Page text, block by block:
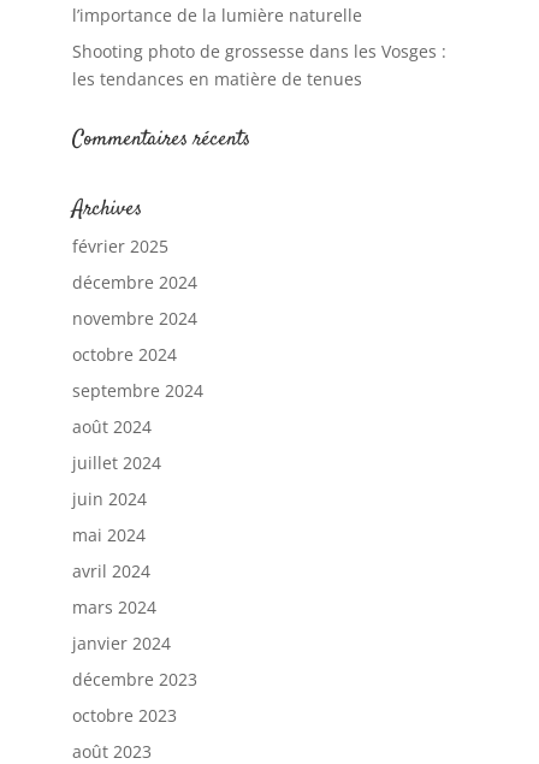
l’importance de la lumière naturelle
Shooting photo de grossesse dans les Vosges :
les tendances en matière de tenues
Commentaires récents
Archives
février 2025
décembre 2024
novembre 2024
octobre 2024
septembre 2024
août 2024
juillet 2024
juin 2024
mai 2024
avril 2024
mars 2024
janvier 2024
décembre 2023
octobre 2023
août 2023